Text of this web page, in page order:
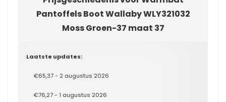
Pantoffels Boot Wallaby WLY321032
Moss Groen-37 maat 37
Laatste updates:
€65,37 - 2 augustus 2026
€76,27 - 1 augustus 2026